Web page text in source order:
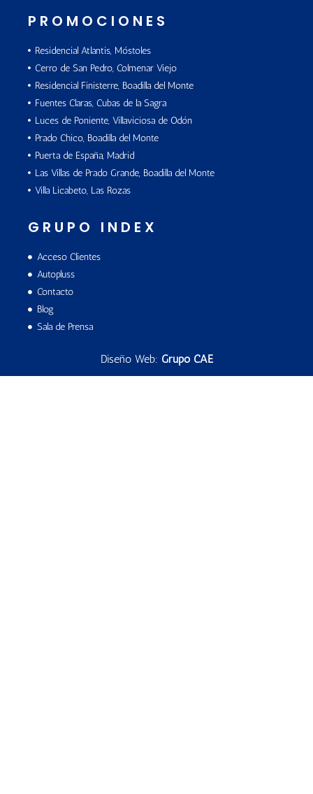
PROMOCIONES
Residencial Atlantis, Móstoles
Cerro de San Pedro, Colmenar Viejo
Residencial Finisterre, Boadilla del Monte
Fuentes Claras, Cubas de la Sagra
Luces de Poniente, Villaviciosa de Odón
Prado Chico, Boadilla del Monte
Puerta de España, Madrid
Las Villas de Prado Grande, Boadilla del Monte
Villa Licabeto, Las Rozas
GRUPO INDEX
Acceso Clientes
Autopluss
Contacto
Blog
Sala de Prensa
Diseño Web: Grupo CAE